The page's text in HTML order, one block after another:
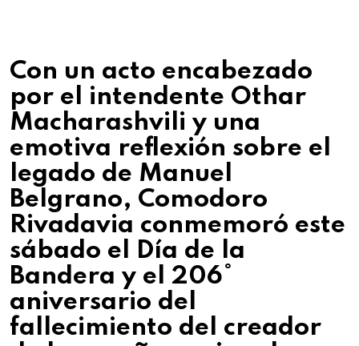
Con un acto encabezado
por el intendente Othar
Macharashvili y una
emotiva reflexión sobre el
legado de Manuel
Belgrano, Comodoro
Rivadavia conmemoró este
sábado el Día de la
Bandera y el 206°
aniversario del
fallecimiento del creador